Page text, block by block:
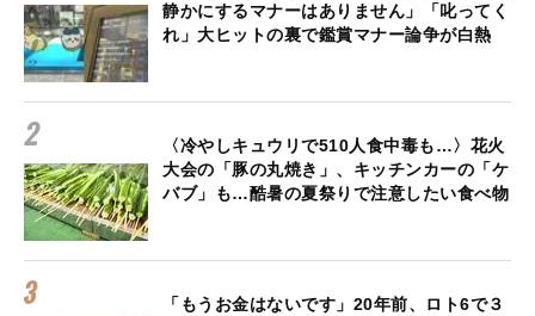
静かにするマナーはありません」「叱ってく
れ」大ヒットの裏で鑑賞マナー論争が白熱
〈冷やしキュウリで510人食中毒も…〉花火
大会の「豚の丸焼き」、キッチンカーの「ケ
バブ」も…酷暑の夏祭りで注意したい食べ物
「もうお金はないです」20年前、ロト6で３